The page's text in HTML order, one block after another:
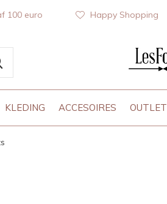
KLEDING ACCESOIRES OUTLET
100 euro Happy Shopping